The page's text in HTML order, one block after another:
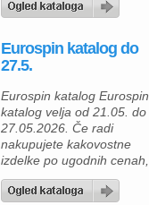
Eurospinu od 4. do 10.
ponudba izdelkov za žar,
vsakodnevno kuhanje in
osvežilne poletne obroke.
Tokratni katalog
izpostavlja predvsem
izdelke blagovne znamke
Il Braciere, ki so odlična
izbira za […]
Eurospin katalog do
27.5.
Eurospin katalog Eurospin
katalog velja od 21.05. do
27.05.2026. Če radi
nakupujete kakovostne
izdelke po ugodnih cenah,
vas bo nova ponudba
trgovine Eurospin